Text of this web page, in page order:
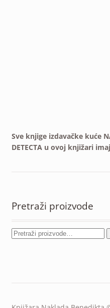
Sve knjige izdavačke kuće
DETECTA u ovoj knjižari
Pretraži proizvode